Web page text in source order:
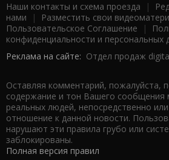
Наши контакты и схема проезда |
нами | Разместить свои
Пользовательское Соглашение |
конфиденциальности и персональных
Реклама на сайте: Отдел продаж
Оставляя комментарий, пожалуйста,
содержание и тон Вашего сообщения
реальных людей, непосредственно
отношение к данной новости.
нарушают эти правила грубо или
заблокированы.
Полная версия правил